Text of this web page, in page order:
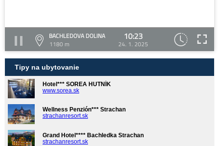
BACHLEDOVA DOLINA
1180 m
10:23
24. 1. 2025
Tipy na ubytovanie
Hotel*** SOREA HUTNÍK
www.sorea.sk
Wellness Penzión*** Strachan
strachanresort.sk
Grand Hotel**** Bachledka Strachan
strachanresort.sk